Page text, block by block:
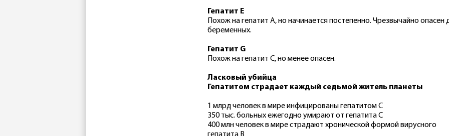
Гепатит E
Похож на гепатит A, но начинается постепенно. Чрезвычайно опасен
беременных.
Гепатит G
Похож на гепатит C, но менее опасен.
Ласковый убийца
Гепатитом страдает каждый седьмой житель планеты
1 млрд человек в мире инфицированы гепатитом С
350 тыс. больных ежегодно умирают от гепатита С
400 млн человек в мире страдают хронической формой вирусного